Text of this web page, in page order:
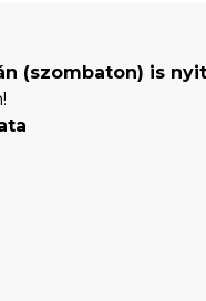
(szombaton) is